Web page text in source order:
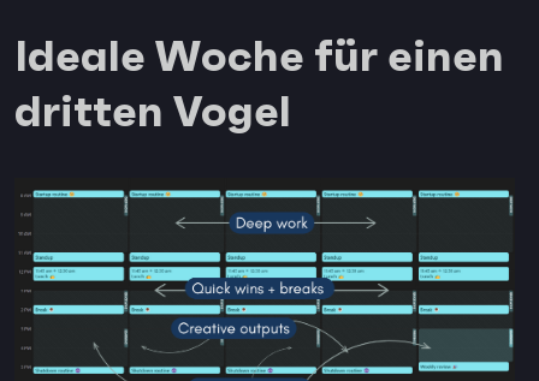
Ideale Woche für einen
dritten Vogel